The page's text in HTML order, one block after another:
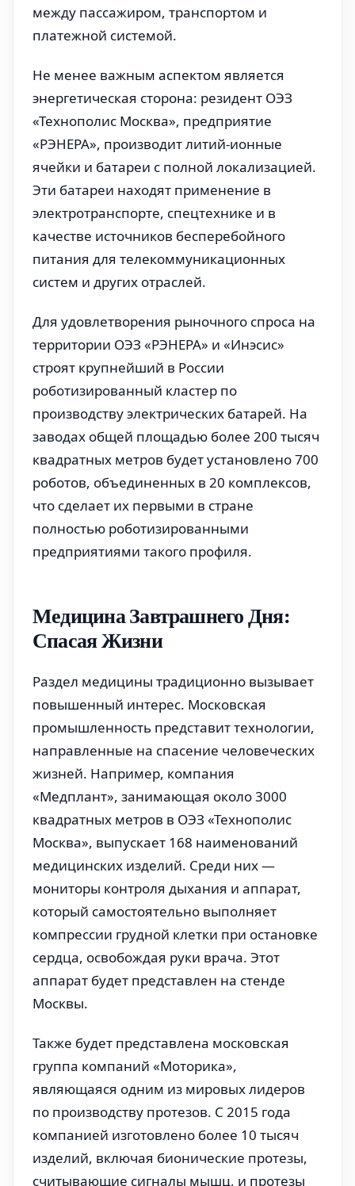
между пассажиром, транспортом и
платежной системой.
Не менее важным аспектом является
энергетическая сторона: резидент ОЭЗ
«Технополис Москва», предприятие
«РЭНЕРА», производит литий-ионные
ячейки и батареи с полной локализацией.
Эти батареи находят применение в
электротранспорте, спецтехнике и в
качестве источников бесперебойного
питания для телекоммуникационных
систем и других отраслей.
Для удовлетворения рыночного спроса на
территории ОЭЗ «РЭНЕРА» и «Инэсис»
строят крупнейший в России
роботизированный кластер по
производству электрических батарей. На
заводах общей площадью более 200 тысяч
квадратных метров будет установлено 700
роботов, объединенных в 20 комплексов,
что сделает их первыми в стране
полностью роботизированными
предприятиями такого профиля.
Медицина Завтрашнего Дня:
Спасая Жизни
Раздел медицины традиционно вызывает
повышенный интерес. Московская
промышленность представит технологии,
направленные на спасение человеческих
жизней. Например, компания
«Медплант», занимающая около 3000
квадратных метров в ОЭЗ «Технополис
Москва», выпускает 168 наименований
медицинских изделий. Среди них —
мониторы контроля дыхания и аппарат,
который самостоятельно выполняет
компрессии грудной клетки при остановке
сердца, освобождая руки врача. Этот
аппарат будет представлен на стенде
Москвы.
Также будет представлена московская
группа компаний «Моторика»,
являющаяся одним из мировых лидеров
по производству протезов. С 2015 года
компанией изготовлено более 10 тысяч
изделий, включая бионические протезы,
считывающие сигналы мышц, и протезы